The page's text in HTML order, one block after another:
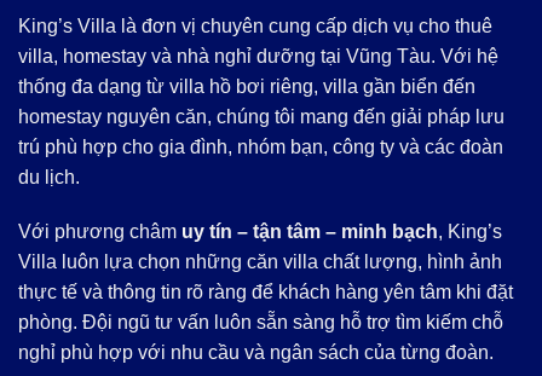
King’s Villa là đơn vị chuyên cung cấp dịch vụ cho thuê
villa, homestay và nhà nghỉ dưỡng tại Vũng Tàu. Với hệ
thống đa dạng từ villa hồ bơi riêng, villa gần biển đến
homestay nguyên căn, chúng tôi mang đến giải pháp lưu
trú phù hợp cho gia đình, nhóm bạn, công ty và các đoàn
du lịch.
Với phương châm uy tín – tận tâm – minh bạch, King’s
Villa luôn lựa chọn những căn villa chất lượng, hình ảnh
thực tế và thông tin rõ ràng để khách hàng yên tâm khi đặt
phòng. Đội ngũ tư vấn luôn sẵn sàng hỗ trợ tìm kiếm chỗ
nghỉ phù hợp với nhu cầu và ngân sách của từng đoàn.